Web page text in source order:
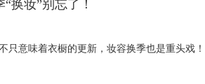
换妆”别忘了！
只意味着衣橱的更新，妆容换季也是重头戏！